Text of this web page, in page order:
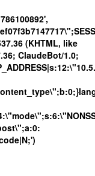
(KHTML, like
ClaudeBot/1.0;